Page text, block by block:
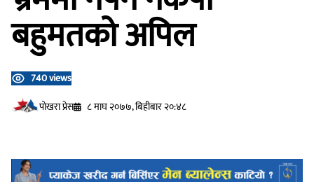
बहुमतको अपिल
740 views
प‍ोखरा प्रेस
८ माघ २०७७, बिहीबार २०:४८